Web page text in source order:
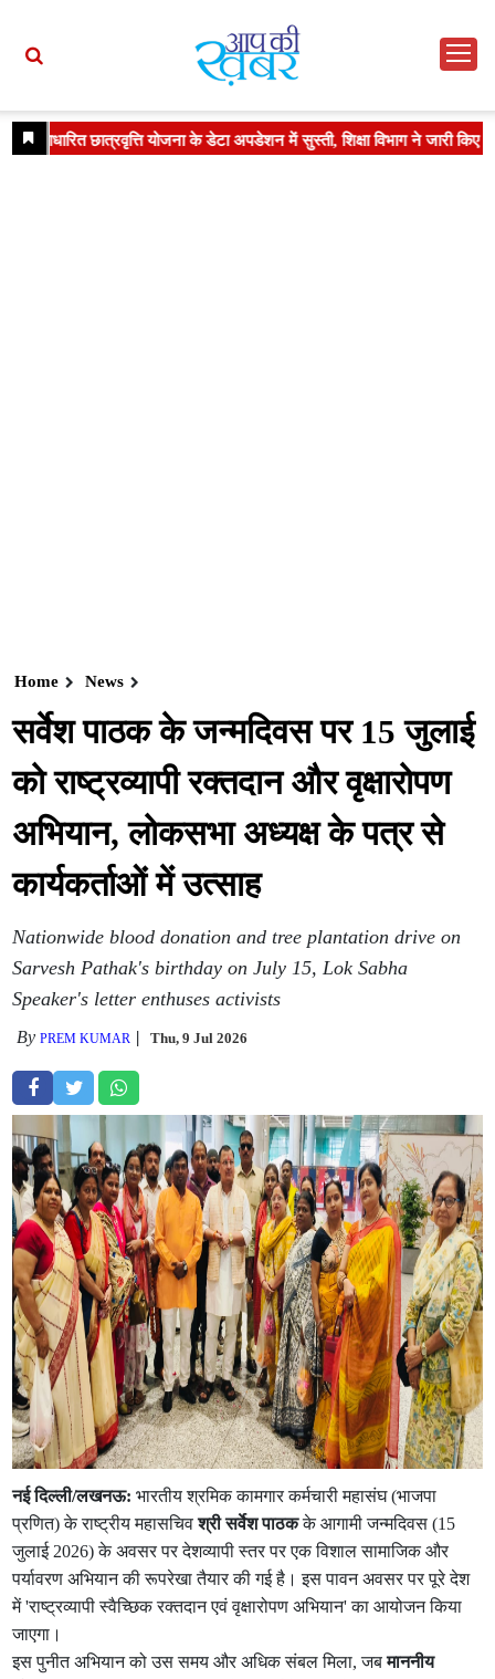
Home News
सर्वेश पाठक के जन्मदिवस पर 15 जुलाई
को राष्ट्रव्यापी रक्तदान और वृक्षारोपण
अभियान, लोकसभा अध्यक्ष के पत्र से
कार्यकर्ताओं में उत्साह
Nationwide blood donation and tree plantation drive on
Sarvesh Pathak's birthday on July 15, Lok Sabha
Speaker's letter enthuses activists
ByPREM KUMAR Thu, 9 Jul 2026
नई दिल्ली/लखनऊ: भारतीय श्रमिक कामगार कर्मचारी महासंघ (भाजपा
प्रणित) के राष्ट्रीय महासचिवश्री सर्वेश पाठकके आगामी जन्मदिवस (15
जुलाई 2026) के अवसर पर देशव्यापी स्तर पर एक विशाल सामाजिक और
पर्यावरण अभियान की रूपरेखा तैयार की गई है। इस पावन अवसर पर पूरे देश
में 'राष्ट्रव्यापी स्वैच्छिक रक्तदान एवं वृक्षारोपण अभियान' का आयोजन किया
जाएगा।
इस पुनीत अभियान को उस समय और अधिक संबल मिला, जबमाननीय